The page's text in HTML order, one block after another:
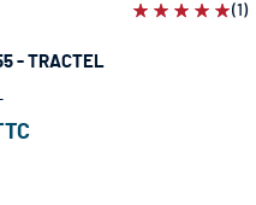
Évaluation:(1)
- TRACTEL